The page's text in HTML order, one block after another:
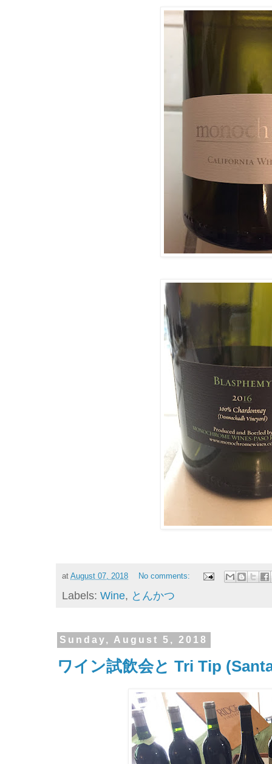
at August 07, 2018 No comments:
Labels: Wine, とんかつ
Sunday, August 5, 2018
ワイン試飲会と Tri Tip